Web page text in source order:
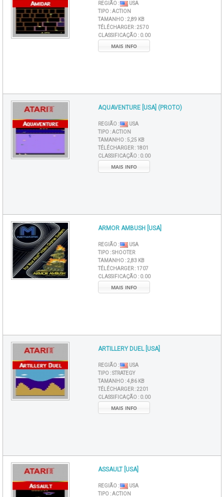
REGIÃO :
USA
TIPO :ACTION
TAMANHO :2,89 KB
TÉLÉCHARGER :2570
CLASSIFICAÇÃO : 0.00
MAIS INFO
AQUAVENTURE [USA] (PROTO)
REGIÃO :
USA
TIPO :ACTION
TAMANHO :5,25 KB
TÉLÉCHARGER : 1801
CLASSIFICAÇÃO : 0.00
MAIS INFO
ARMOR AMBUSH [USA]
REGIÃO :
USA
TIPO :SHOOTER
TAMANHO :2,83 KB
TÉLÉCHARGER : 1707
CLASSIFICAÇÃO : 0.00
MAIS INFO
ARTILLERY DUEL [USA]
REGIÃO :
USA
TIPO :STRATEGY
TAMANHO :4,86 KB
TÉLÉCHARGER :2201
CLASSIFICAÇÃO : 0.00
MAIS INFO
ASSAULT [USA]
REGIÃO :
USA
TIPO :ACTION